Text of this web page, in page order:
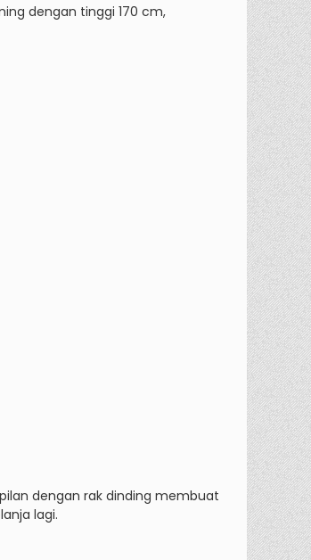
dengan tinggi 170 cm,
dengan rak dinding membuat
lagi.